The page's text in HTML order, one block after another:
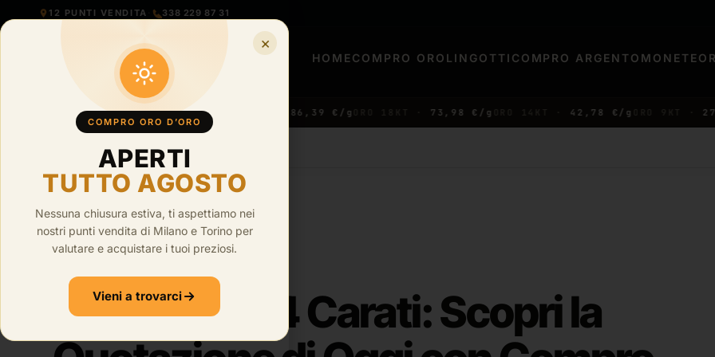
12 PUNTI VENDITA 338 229 87 31
HOMECOMPRO ORO LINGOTTI COMPRO ARGENTO MONETE
● LIVE
ORO 22KT ·90,88 €/gORO 21KT · 86,39 €/gORO 18KT · 73,98 €/gORO 14KT · 42,78 €/gORO 9KT · 27,65
BLOG
·6min di lettura
Valore Oro 14 Carati: Scopri la
×
COMPRO ORO D’ORO
APERTI
TUTTO AGOSTO
Nessuna chiusura estiva, ti aspettiamo nei
nostri punti vendita di Milano e Torino per
valutare e acquistare i tuoi preziosi.
Vieni a trovarci